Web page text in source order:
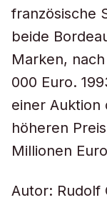
französische
beide
Marken,
000 Euro.
einer Auktion
höheren
Millionen
Autor: Rudolf